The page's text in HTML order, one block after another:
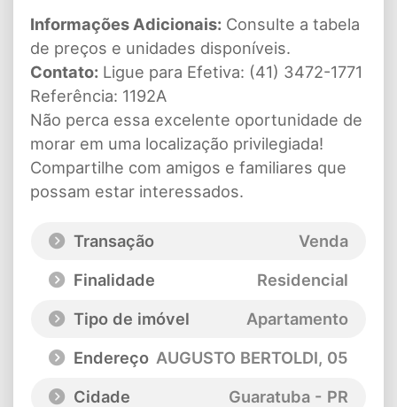
Informações Adicionais: Consulte a tabela
de preços e unidades disponíveis.
Contato: Ligue para Efetiva: (41) 3472-1771
Referência: 1192A
Não perca essa excelente oportunidade de
morar em uma localização privilegiada!
Compartilhe com amigos e familiares que
possam estar interessados.
Transação
Venda
Finalidade
Residencial
Tipo de imóvel
Apartamento
Endereço AUGUSTO BERTOLDI, 05
Cidade
Guaratuba - PR